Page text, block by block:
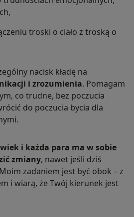
troski o ciało z troską o
nacisk kładę na
i zrozumienia. Pomagam
co trudne, bez poczucia
do poczucia bycia dla
i każda para ma w sobie
zmiany, nawet jeśli dziś
zadaniem jest być obok – z
i wiarą, że Twój kierunek jest